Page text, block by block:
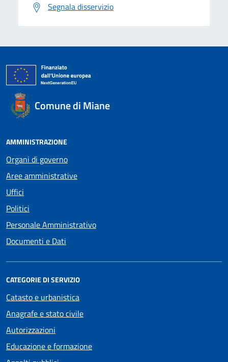
Segnala disservizio
Comune di Miane
AMMINISTRAZIONE
Organi di governo
Aree amministrative
Uffici
Politici
Personale Amministrativo
Documenti e Dati
CATEGORIE DI SERVIZIO
Catasto e urbanistica
Anagrafe e stato civile
Autorizzazioni
Educazione e formazione